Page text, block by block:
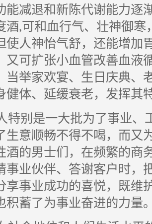
能减退和新陈代谢能力逐
酒,可和血行气、壮神御寒
使人神怡气舒，还能增加
又可扩张小血管改善血液
当举家欢宴、生日庆典、
健体、延缓衰老，发挥其
特别是一大批为了事业、
生意顺畅不得不喝，而又
酒的男士们，在频繁的商
事业伙伴、答谢客户时，
享事业成功的喜悦，既维
积蓄了为事业奋进的力量